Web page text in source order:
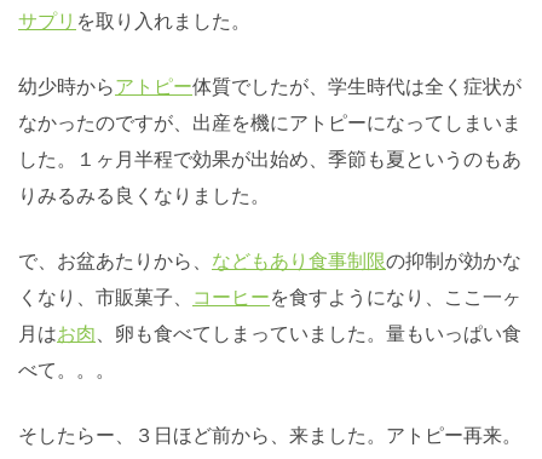
サプリ を取り入れました。
幼少時からアトピー体質でしたが、学生時代は全く症状が
なかったのですが、出産を機にアトピーになってしまいま
した。１ヶ月半程で効果が出始め、季節も夏というのもあ
りみるみる良くなりました。
で、お盆あたりから、 などもあり 食事制限の抑制が効かな
くなり、市販菓子、
コーヒーを食すようになり、ここ一ヶ
月はお肉 、卵も食べてしまっていました。量もいっぱい食
べて。。。
そしたらー、３日ほど前から、来ました。アトピー再来。